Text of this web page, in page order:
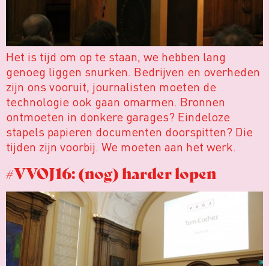
Het is tijd om op te staan, we hebben lang
genoeg liggen snurken. Bedrijven en overheden
zijn ons vooruit, journalisten moeten de
technologie ook gaan omarmen. Bronnen
ontmoeten in donkere garages? Eindeloze
stapels papieren documenten doorspitten? Die
tijden zijn voorbij. We moeten aan het werk.
#VVOJ16: (nog) harder lopen